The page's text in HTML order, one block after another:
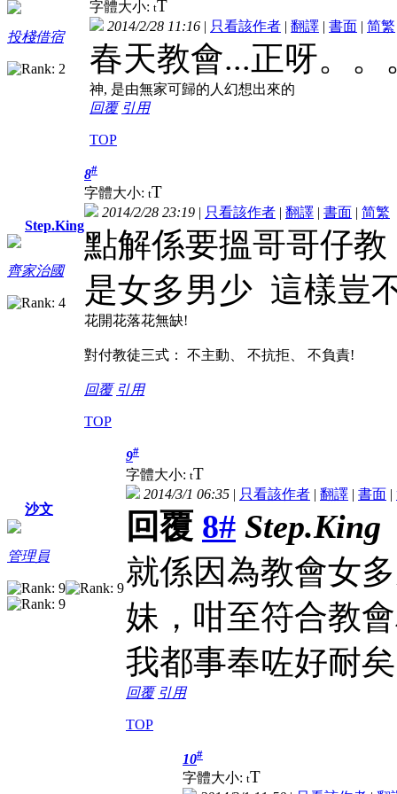
投棧借宿
字體大小: tT
2014/2/28 11:16 | 只看該作者 | 翻譯 | 書面 | 简繁
春天教會...正呀。
神, 是由無家可歸的人幻想出來的
回覆 引用
TOP
Step.King
齊家治國
8#
字體大小: tT
2014/2/28 23:19 | 只看該作者 | 翻譯 | 書面 | 简繁
點解係要搵哥哥仔
是女多男少 這樣豈
花開花落花無缺!
對付教徒三式： 不主動、 不抗拒、 不負責!
回覆 引用
TOP
沙文
管理員
9#
字體大小: tT
2014/3/1 06:35 | 只看該作者 | 翻譯 | 書面 |
回覆 8# Step.King
就係因為教會女
妹，咁至符合教
我都事奉咗好耐矣
回覆 引用
TOP
10#
字體大小: tT